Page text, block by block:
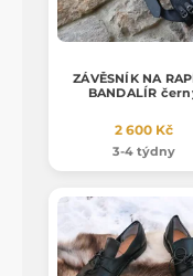
ZÁVĚSNÍK NA
BANDALÍR
2 600 Kč
3-4 týdny